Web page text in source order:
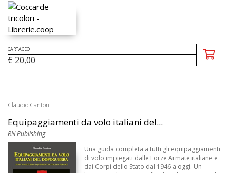
CARTACEO
€ 20,00
Claudio Canton
Equipaggiamenti da volo italiani del...
RN Publishing
Una guida completa a tutti gli equipaggiamenti
di volo impiegati dalle Forze Armate italiane e
dai Corpi dello Stato dal 1946 a oggi. Un